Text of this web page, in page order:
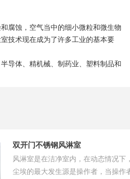
腐蚀，空气当中的细小微粒和微生物
技术现在成为了许多工业的基本要
导体、精机械、制药业、塑料制品和
双开门不锈钢风淋室
风淋室是在洁净室内，在动态情况下
尘埃的最大发生源是操作者，当操作